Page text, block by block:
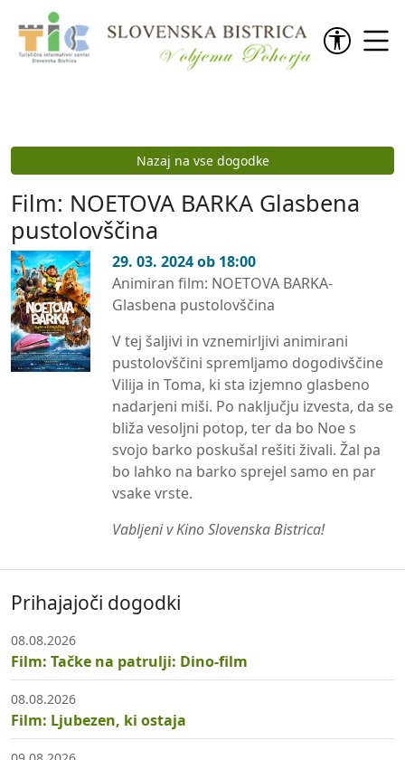
Preskoči na vsebino
Nazaj na vse dogodke
Film: NOETOVA BARKA Glasbena
pustolovščina
29. 03. 2024 ob 18:00
Animiran film: NOETOVA BARKA-
Glasbena pustolovščina
V tej šaljivi in vznemirljivi animirani
pustolovščini spremljamo dogodivščine
Vilija in Toma, ki sta izjemno glasbeno
nadarjeni miši. Po naključju izvesta, da se
bliža vesoljni potop, ter da bo Noe s
svojo barko poskušal rešiti živali. Žal pa
bo lahko na barko sprejel samo en par
vsake vrste.
Vabljeni v Kino Slovenska Bistrica!
Prihajajoči dogodki
08.08.2026
Film: Tačke na patrulji: Dino-film
08.08.2026
Film: Ljubezen, ki ostaja